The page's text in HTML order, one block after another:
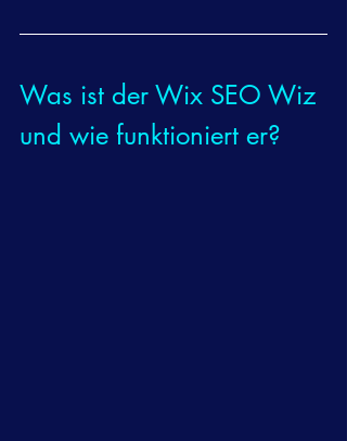
Was ist der Wix SEO Wiz
und wie funktioniert er?